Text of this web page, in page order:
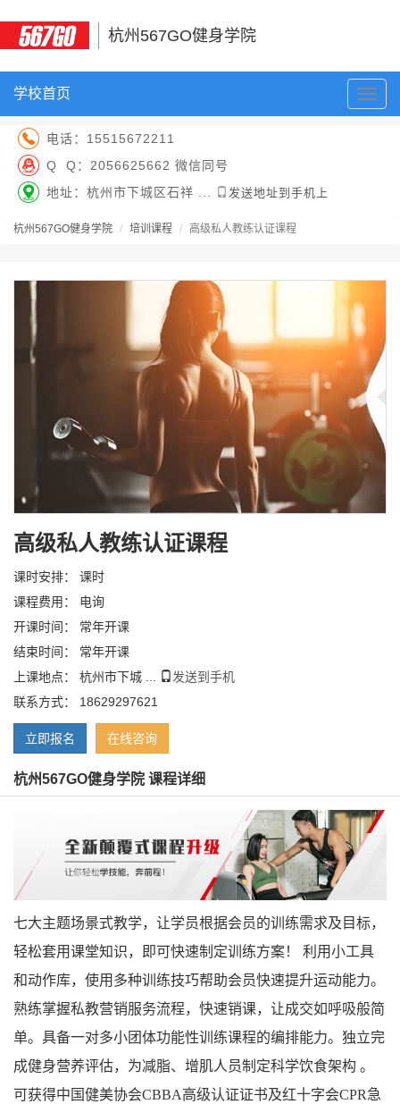
杭州567GO健身学院
切
换
学校首页
电话： 15515672211
Q Q： 2056625662 微信同号
地址：杭州市下城区石祥 ...
发送地址到手机上
杭州567GO健身学院 培训课程 高级私人教练认证课程
高级私人教练认证课程
课时安排： 课时
课程费用： 电询
开课时间： 常年开课
结束时间： 常年开课
上课地点： 杭州市下城 ...
发送到手机
联系方式： 18629297621
立即报名 在线咨询
杭州567GO健身学院 课程详细
七大主题场景式教学，让学员根据会员的训练需求及目标，
轻松套用课堂知识，即可快速制定训练方案！ 利用小工具
和动作库，使用多种训练技巧帮助会员快速提升运动能力。
熟练掌握私教营销服务流程，快速销课，让成交如呼吸般简
单。具备一对多小团体功能性训练课程的编排能力。独立完
成健身营养评估，为减脂、增肌人员制定科学饮食架构 。
可获得中国健美协会CBBA高级认证证书及红十字会CPR急